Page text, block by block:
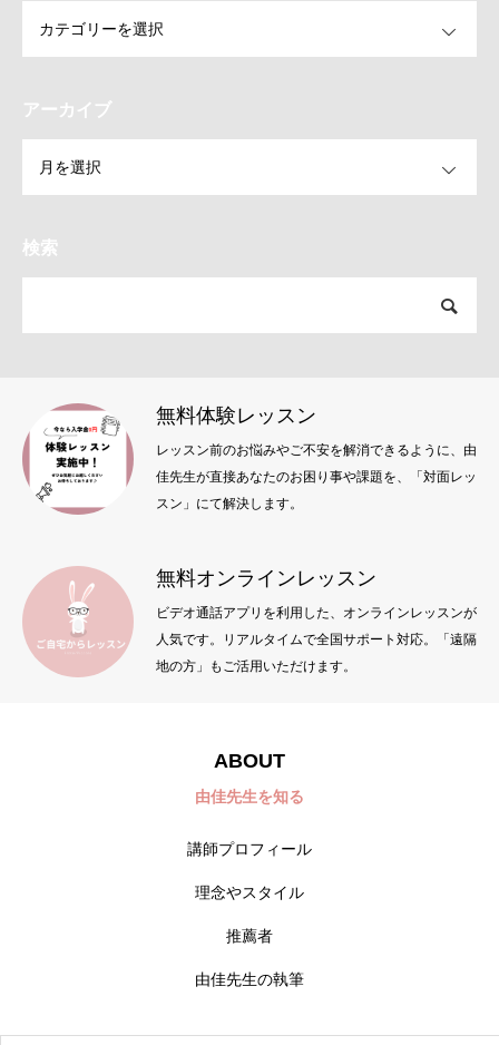
アーカイブ
検索
無料体験レッスン
レッスン前のお悩みやご不安を解消できるように、由
佳先生が直接あなたのお困り事や課題を、「対面レッ
スン」にて解決します。
無料オンラインレッスン
ビデオ通話アプリを利用した、オンラインレッスンが
人気です。リアルタイムで全国サポート対応。「遠隔
地の方」もご活用いただけます。
ABOUT
由佳先生を知る
講師プロフィール
理念やスタイル
推薦者
由佳先生の執筆